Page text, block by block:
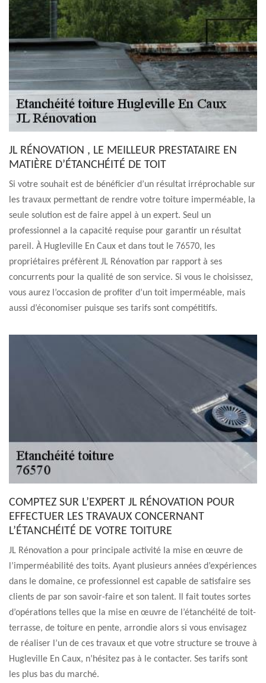
JL RÉNOVATION , LE MEILLEUR PRESTATAIRE EN
MATIÈRE D’ÉTANCHÉITÉ DE TOIT
Si votre souhait est de bénéficier d’un résultat irréprochable sur
les travaux permettant de rendre votre toiture imperméable, la
seule solution est de faire appel à un expert. Seul un
professionnel a la capacité requise pour garantir un résultat
pareil. À Hugleville En Caux et dans tout le 76570, les
propriétaires préfèrent JL Rénovation par rapport à ses
concurrents pour la qualité de son service. Si vous le choisissez,
vous aurez l’occasion de profiter d’un toit imperméable, mais
aussi d’économiser puisque ses tarifs sont compétitifs.
COMPTEZ SUR L’EXPERT JL RÉNOVATION POUR
EFFECTUER LES TRAVAUX CONCERNANT
L’ÉTANCHÉITÉ DE VOTRE TOITURE
JL Rénovation a pour principale activité la mise en œuvre de
l’imperméabilité des toits. Ayant plusieurs années d’expériences
dans le domaine, ce professionnel est capable de satisfaire ses
clients de par son savoir-faire et son talent. Il fait toutes sortes
d’opérations telles que la mise en œuvre de l’étanchéité de toit-
terrasse, de toiture en pente, arrondie alors si vous envisagez
de réaliser l’un de ces travaux et que votre structure se trouve à
Hugleville En Caux, n’hésitez pas à le contacter. Ses tarifs sont
les plus bas du marché.